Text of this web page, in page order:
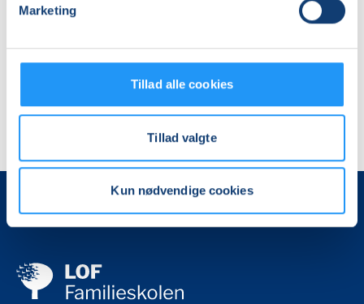
Marketing
Tillad alle cookies
Tillad valgte
Kun nødvendige cookies
Hvis du er i tvivl om, hvorvidt du har penge til
kontakte Familiskolen enten på telefon 45 80